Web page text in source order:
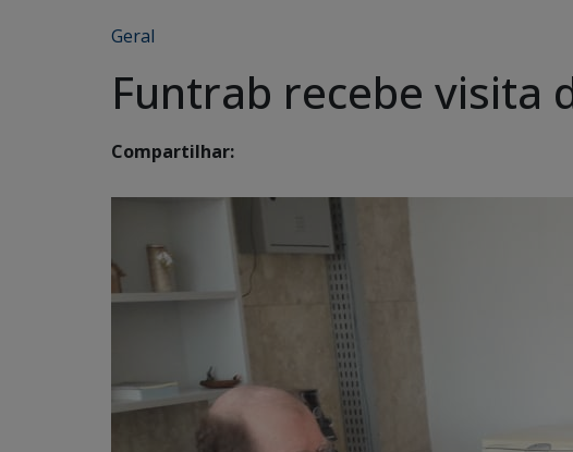
Geral
Funtrab recebe visita
Compartilhar: